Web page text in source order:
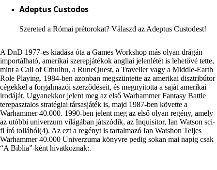
Adeptus Custodes
Szereted a Római prétorokat? Válaszd az Adeptus Custodest!
A DnD 1977-es kiadása óta a Games Workshop más olyan drágán
importálható, amerikai szerepjátékok angliai jelenlétét is lehetővé tette,
mint a Call of Cthulhu, a RuneQuest, a Traveller vagy a Middle-Earth
Role Playing. 1984-ben azonban megszüntette az amerikai disztribútor
cégekkel a forgalmazói szerződéseit, és megnyitotta a saját amerikai
irodáját. Ugyanekkor jelent meg az első Warhammer Fantasy Battle
terepasztalos stratégiai társasjáték is, majd 1987-ben követte a
Warhammer 40.000. 1990-ben jelent meg az első olyan regény, amely
az utóbbi univerzum világában játszódik, az Inquisitor, Ian Watson sci-
fi író tollából(4). Az ezt a regényt is tartalmazó Ian Watshon Teljes
Warhammer 40.000 Univerzuma könyvre pedig sokan mai napig csak
“A Biblia”-ként hivatkoznak:.